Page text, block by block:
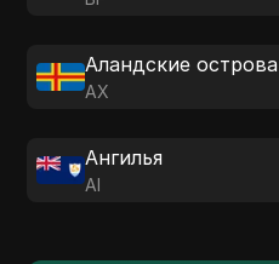
Аландские острова
AX
Ангилья
AI